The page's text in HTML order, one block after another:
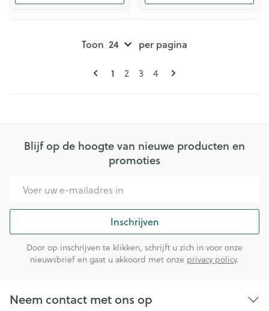
Pagina's
U lees momenteel pagina
1 Pagina
2 Pagina
3 Pagina
4
Toon per pagina
Blijf op de hoogte van nieuwe producten en
promoties
Inschrijven
Door op inschrijven te klikken, schrijft u zich in voor onze
nieuwsbrief en gaat u akkoord met onze privacy policy.
Neem contact met ons op